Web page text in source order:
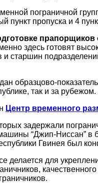
пограничной
пункт пропуска и 4
здесь готовят
и старшин
образцово-
так и за рубежом.
Центр временного
задержали
“Джип-Ниссан”
Гвинея был
делается для